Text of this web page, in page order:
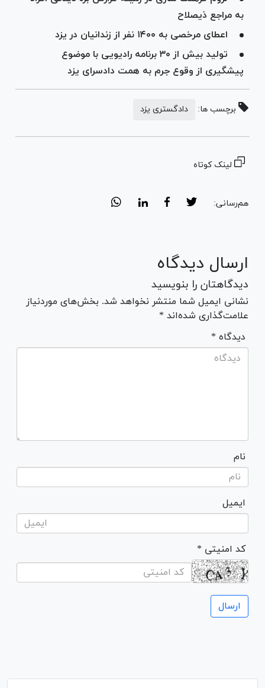
به مراجع ذیصلاح
اعطای مرخصی به ۱۴۰۰ نفر از زندانیان در یزد
تولید بیش از ۳۰ برنامه رادیویی با موضوع
پیشگیری از وقوع جرم به همت دادسرای یزد
برچسب ها: دادگستری یزد
لینک کوتاه
هم‌رسانی:
ارسال دیدگاه
دیدگاهتان را بنویسید
نشانی ایمیل شما منتشر نخواهد شد. بخش‌های موردنیاز
علامت‌گذاری شده‌اند *
* دیدگاه
نام
ایمیل
* کد امنیتی